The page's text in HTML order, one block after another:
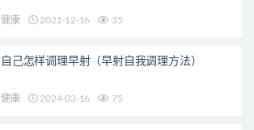
健康 2021-12-16 35
自己怎样调理早射（早射自我调理方法）
健康 2024-03-16 75